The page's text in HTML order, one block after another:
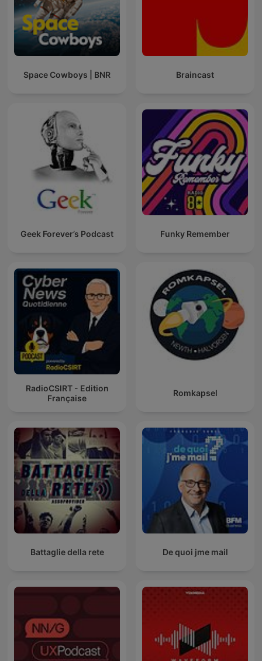
Space Cowboys | BNR Braincast
Geek Forever’s Podcast Funky Remember
RadioCSIRT - Edition
Française
Romkapsel
Battaglie della rete De quoi jme mail